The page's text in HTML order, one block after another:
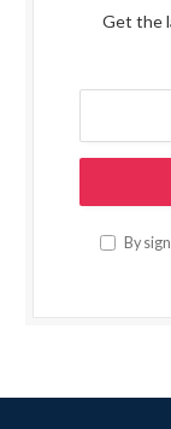
Get the
By